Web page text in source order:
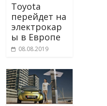
Toyota
перейдет на
электрокар
ы в Европе
08.08.2019